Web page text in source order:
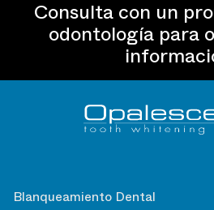
Consulta con un
odontología para
Blanqueamiento Dental